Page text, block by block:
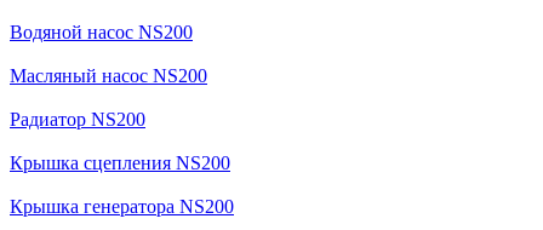
Водяной насос NS200
Масляный насос NS200
Радиатор NS200
Крышка сцепления NS200
Крышка генератора NS200